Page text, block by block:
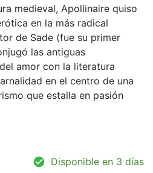
medieval, Apollinaire quiso
en la más radical
de Sade (fue su primer
las antiguas
amor con la literatura
en el centro de una
que estalla en pasión
Disponible en 3 días